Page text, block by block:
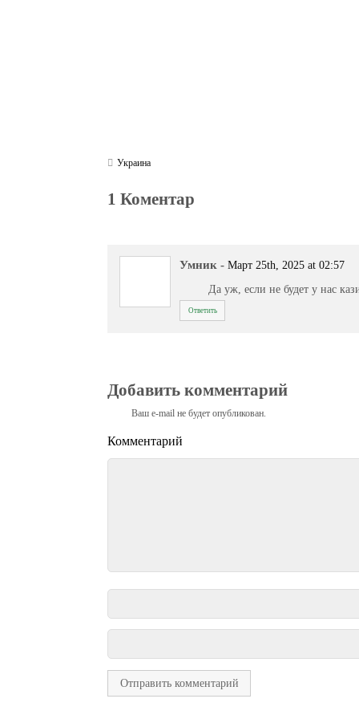
Украина
1 Коментар
Умник - Март 25th, 2025 at 02:57
Да уж, если не будет у нас
Ответить
Добавить комментарий
Ваш e-mail не будет опубликован.
Комментарий